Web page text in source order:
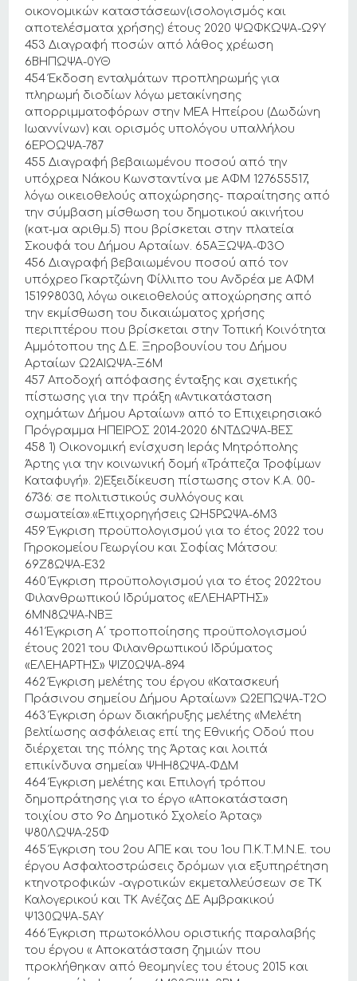
οικονομικών καταστάσεων(ισολογισμός και
αποτελέσματα χρήσης) έτους 2020 ΨΩΦΚΩΨΑ-Ω9Υ
453 Διαγραφή ποσών από λάθος χρέωση
6ΒΗΠΩΨΑ-0ΥΘ
454 Έκδοση ενταλμάτων προπληρωμής για
πληρωμή διοδίων λόγω μετακίνησης
απορριμματοφόρων στην ΜΕΑ Ηπείρου (Δωδώνη
Ιωαννίνων) και ορισμός υπολόγου υπαλλήλου
6ΕΡΟΩΨΑ-787
455 Διαγραφή βεβαιωμένου ποσού από την
υπόχρεα Νάκου Κωνσταντίνα με ΑΦΜ 127655517,
λόγω οικειοθελούς αποχώρησης- παραίτησης από
την σύμβαση μίσθωση του δημοτικού ακινήτου
(κατ-μα αριθμ.5) που βρίσκεται στην πλατεία
Σκουφά του Δήμου Αρταίων. 65ΑΞΩΨΑ-Φ3Ο
456 Διαγραφή βεβαιωμένου ποσού από τον
υπόχρεο Γκαρτζώνη Φίλλιπο του Ανδρέα με ΑΦΜ
151998030, λόγω οικειοθελούς αποχώρησης από
την εκμίσθωση του δικαιώματος χρήσης
περιπτέρου που βρίσκεται στην Τοπική Κοινότητα
Αμμότοπου της Δ.Ε. Ξηροβουνίου του Δήμου
Αρταίων Ω2ΑΙΩΨΑ-Ξ6Μ
457 Αποδοχή απόφασης ένταξης και σχετικής
πίστωσης για την πράξη «Αντικατάσταση
οχημάτων Δήμου Αρταίων» από το Επιχειρησιακό
Πρόγραμμα ΗΠΕΙΡΟΣ 2014-2020 6ΝΤΔΩΨΑ-ΒΕΣ
458 1) Οικονομική ενίσχυση Ιεράς Μητρόπολης
Άρτης για την κοινωνική δομή «Τράπεζα Τροφίμων
Καταφυγή». 2)Εξειδίκευση πίστωσης στον Κ.Α. 00-
6736: σε πολιτιστικούς συλλόγους και
σωματεία».«Επιχορηγήσεις ΩΗ5ΡΩΨΑ-6Μ3
459 Έγκριση προϋπολογισμού για το έτος 2022 του
Γηροκομείου Γεωργίου και Σοφίας Μάτσου:
69Ζ8ΩΨΑ-Ε32
460 Έγκριση προϋπολογισμού για το έτος 2022του
Φιλανθρωπικού Ιδρύματος «ΕΛΕΗΑΡΤΗΣ»
6ΜΝ8ΩΨΑ-ΝΒΞ
461 Έγκριση Α΄ τροποποίησης προϋπολογισμού
έτους 2021 του Φιλανθρωπικού Ιδρύματος
«ΕΛΕΗΑΡΤΗΣ» ΨΙΖ0ΩΨΑ-894
462 Έγκριση μελέτης του έργου «Κατασκευή
Πράσινου σημείου Δήμου Αρταίων» Ω2ΕΠΩΨΑ-Τ2Ο
463 Έγκριση όρων διακήρυξης μελέτης «Μελέτη
βελτίωσης ασφάλειας επί της Εθνικής Οδού που
διέρχεται της πόλης της Άρτας και λοιπά
επικίνδυνα σημεία» ΨΗΗ8ΩΨΑ-ΦΔΜ
464 Έγκριση μελέτης και Επιλογή τρόπου
δημοπράτησης για το έργο «Αποκατάσταση
τοιχίου στο 9ο Δημοτικό Σχολείο Άρτας»
Ψ80ΛΩΨΑ-25Φ
465 Έγκριση του 2ου ΑΠΕ και του 1ου Π.Κ.Τ.Μ.Ν.Ε. του
έργου Ασφαλτοστρώσεις δρόμων για εξυπηρέτηση
κτηνοτροφικών -αγροτικών εκμεταλλεύσεων σε ΤΚ
Καλογερικού και ΤΚ Ανέζας ΔΕ Αμβρακικού
Ψ130ΩΨΑ-5ΑΥ
466 Έγκριση πρωτοκόλλου οριστικής παραλαβής
του έργου « Αποκατάσταση ζημιών που
προκλήθηκαν από θεομηνίες του έτους 2015 και